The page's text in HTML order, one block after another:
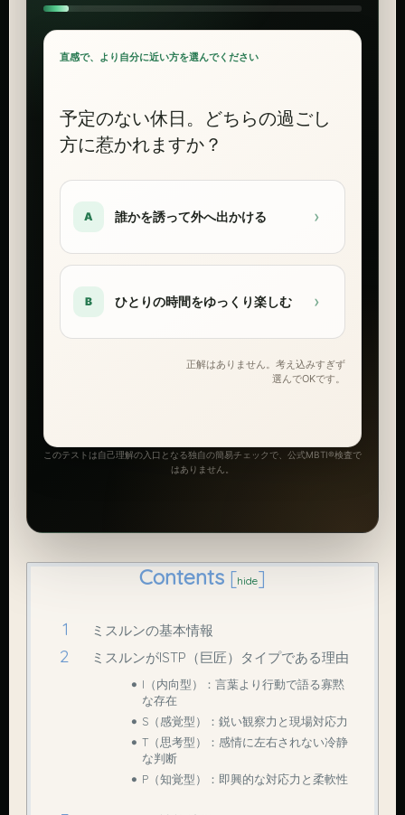
直感で、より自分に近い方を選んでください
予定のない休日。どちらの過ごし
方に惹かれますか？
A 誰かを誘って外へ出かける ›
B ひとりの時間をゆっくり楽しむ ›
正解はありません。考え込みすぎず
選んでOKです。
このテストは自己理解の入口となる独自の簡易チェックで、公式MBTI®検査で
はありません。
Contents [hide]
ミスルンの基本情報
ミスルンがISTP（巨匠）タイプである理由
I（内向型）：言葉より行動で語る寡黙
な存在
S（感覚型）：鋭い観察力と現場対応力
T（思考型）：感情に左右されない冷静
な判断
P（知覚型）：即興的な対応力と柔軟性